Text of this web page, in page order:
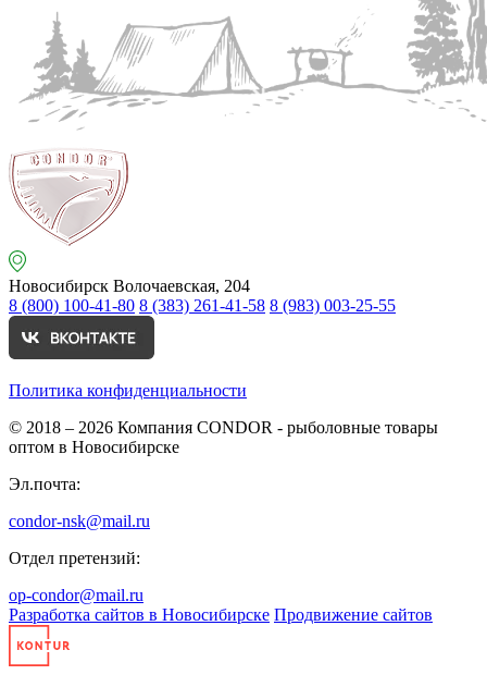
Новосибирск Волочаевская, 204
8 (800) 100-41-80 8 (383) 261-41-58 8 (983) 003-25-55
Политика конфиденциальности
© 2018 – 2026 Компания CONDOR - рыболовные товары
оптом в Новосибирске
Эл.почта:
condor-nsk@mail.ru
Отдел претензий:
op-condor@mail.ru
Разработка сайтов в Новосибирске Продвижение сайтов